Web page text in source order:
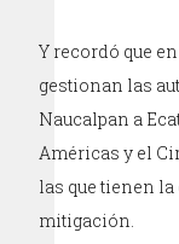
Y recordó que
gestionan las
Naucalpan a
Américas y el
las que tienen
mitigación.